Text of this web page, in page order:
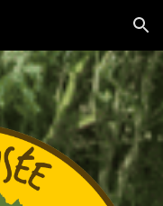
Skip to navigation